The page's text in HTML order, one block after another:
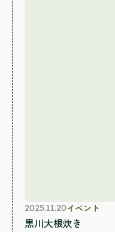
2025.11.20イベント
黒川大根炊き